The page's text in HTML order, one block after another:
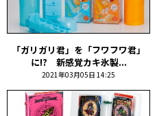
「ガリガリ君」を「フワフワ君」
に!? 新感覚カキ氷製...
2021年03月05日 14:25